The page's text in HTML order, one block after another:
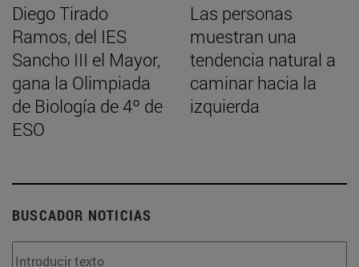
Diego Tirado
Ramos, del IES
Sancho III el Mayor,
gana la Olimpiada
de Biología de 4º de
ESO
Las personas
muestran una
tendencia natural a
caminar hacia la
izquierda
BUSCADOR NOTICIAS